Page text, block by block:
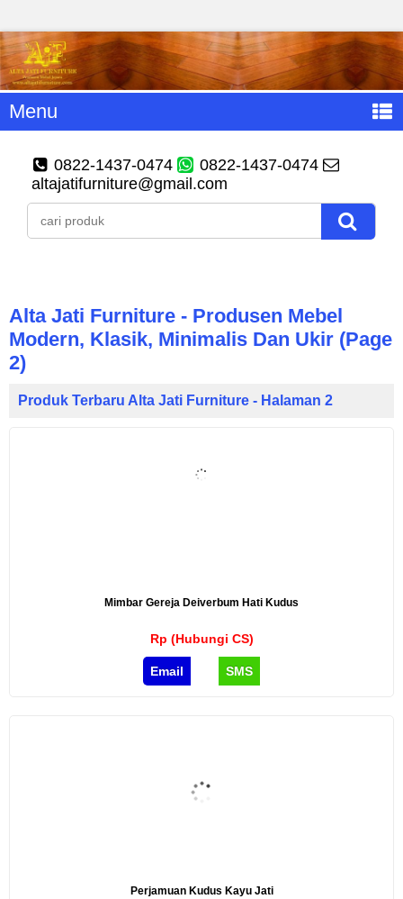
Menu
0822-1437-0474
0822-1437-0474
altajatifurniture@gmail.com
Alta Jati Furniture - Produsen Mebel
Modern, Klasik, Minimalis Dan Ukir (page
2)
Produk Terbaru Alta Jati Furniture - Halaman 2
Mimbar Gereja Deiverbum Hati Kudus
Rp (Hubungi CS)
Email SMS
Perjamuan Kudus Kayu Jati